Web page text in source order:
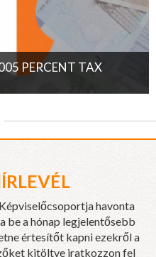
PERCENT TAX
havonta
be a hónap legjelentősebb
értesítőt kapni ezekről a
kitöltve iratkozzon fel